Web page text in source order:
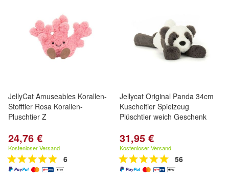
JellyCat Amuseables Korallen-
Stofftier Rosa Korallen-
Pluschtier Z
24,76 €
Kostenloser Versand
6
Jellycat Original Panda 34cm
Kuscheltier Spielzeug
Plüschtier weich Geschenk
31,95 €
Kostenloser Versand
56